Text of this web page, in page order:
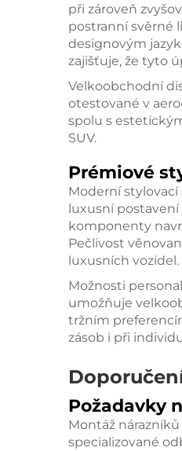
při zároveň
postranní svěrné
designovým
zajišťuje, že tyto
Velkoobchodní
otestované v
spolu s
SUV.
Prémiové
Moderní
luxusní
komponenty
Pečlivost
luxusních vozidel.
Možnosti
umožňuje
tržním
zásob i při
Požadavky
Montáž
specializované